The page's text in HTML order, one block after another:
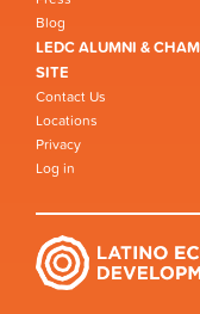
Blog
LEDC ALUMNI &
SITE
Contact Us
Locations
Privacy
Log in